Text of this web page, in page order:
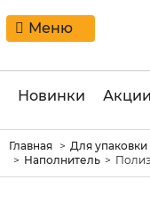
Меню
Новинки Акции
Главная
Для
Наполнитель